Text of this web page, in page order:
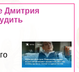
Дмитрия